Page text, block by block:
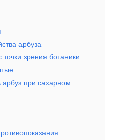
арбуза:
зрения ботаники
при сахарном